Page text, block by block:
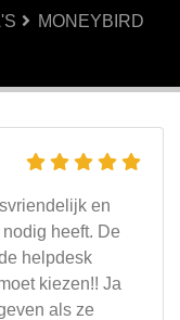
MONEYBIRD
en
heeft. De
helpdesk
kiezen!! Ja
als ze